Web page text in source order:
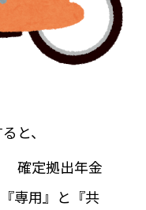
と、
年金
と『共